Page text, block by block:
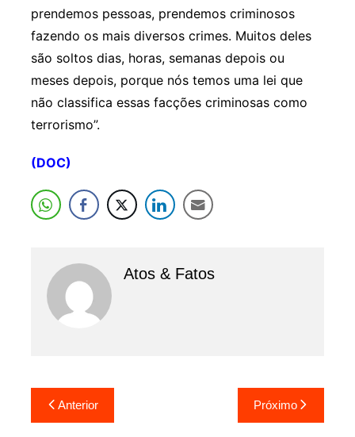
prendemos pessoas, prendemos criminosos
fazendo os mais diversos crimes. Muitos deles
são soltos dias, horas, semanas depois ou
meses depois, porque nós temos uma lei que
não classifica essas facções criminosas como
terrorismo”.
(DOC)
Atos & Fatos
Navegação
de
Anterior Próximo